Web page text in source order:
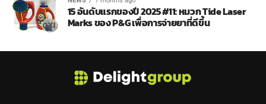
15 อันดับแรกของปี 2025 #11: หมวก Tide Laser
Marks ของ P&G เพื่อการจ่ายยาที่ดีขึ้น